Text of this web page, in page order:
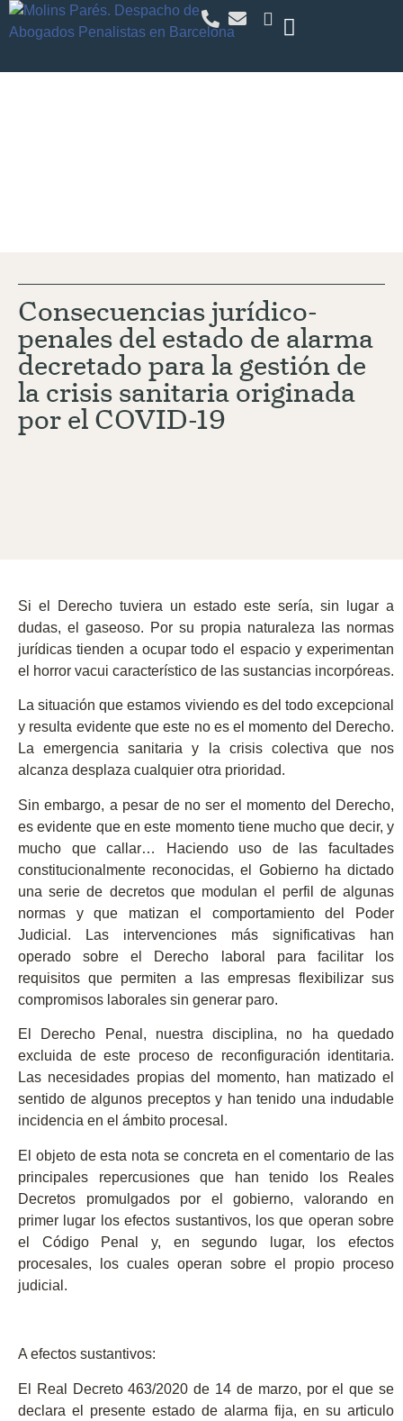
Consecuencias jurídico-
penales del estado de alarma
decretado para la gestión de
la crisis sanitaria originada
por el COVID-19
Si el Derecho tuviera un estado este sería, sin lugar a
dudas, el gaseoso. Por su propia naturaleza las normas
jurídicas tienden a ocupar todo el espacio y experimentan
el horror vacui característico de las sustancias incorpóreas.
La situación que estamos viviendo es del todo excepcional
y resulta evidente que este no es el momento del Derecho.
La emergencia sanitaria y la crisis colectiva que nos
alcanza desplaza cualquier otra prioridad.
Sin embargo, a pesar de no ser el momento del Derecho,
es evidente que en este momento tiene mucho que decir, y
mucho que callar… Haciendo uso de las facultades
constitucionalmente reconocidas, el Gobierno ha dictado
una serie de decretos que modulan el perfil de algunas
normas y que matizan el comportamiento del Poder
Judicial. Las intervenciones más significativas han
operado sobre el Derecho laboral para facilitar los
requisitos que permiten a las empresas flexibilizar sus
compromisos laborales sin generar paro.
El Derecho Penal, nuestra disciplina, no ha quedado
excluida de este proceso de reconfiguración identitaria.
Las necesidades propias del momento, han matizado el
sentido de algunos preceptos y han tenido una indudable
incidencia en el ámbito procesal.
El objeto de esta nota se concreta en el comentario de las
principales repercusiones que han tenido los Reales
Decretos promulgados por el gobierno, valorando en
primer lugar los efectos sustantivos, los que operan sobre
el Código Penal y, en segundo lugar, los efectos
procesales, los cuales operan sobre el propio proceso
judicial.
A efectos sustantivos:
El Real Decreto 463/2020 de 14 de marzo, por el que se
declara el presente estado de alarma fija, en su articulo